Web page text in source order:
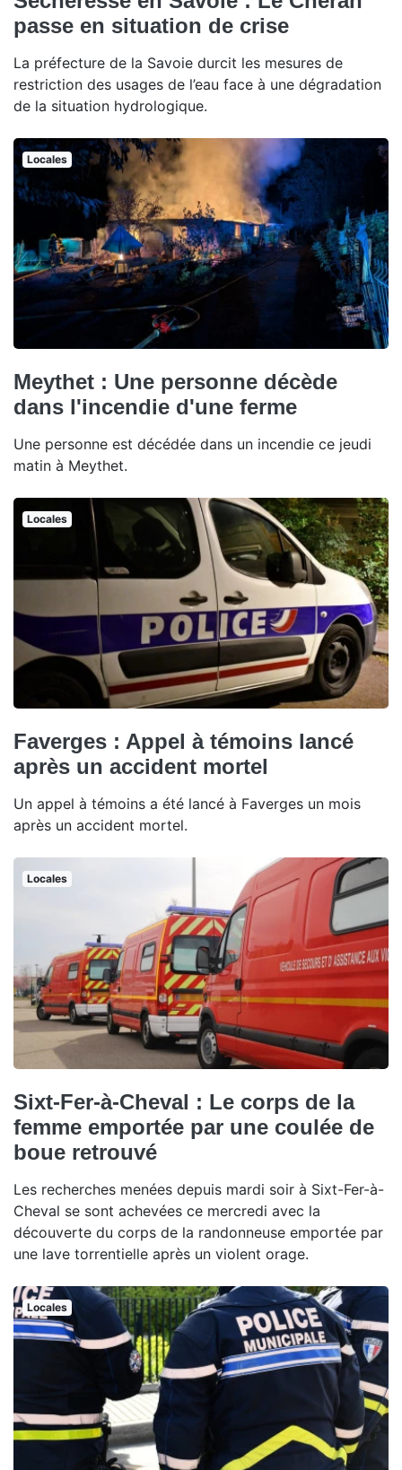
passe en situation de crise
La préfecture de la Savoie durcit les mesures de
restriction des usages de l’eau face à une dégradation
de la situation hydrologique.
Locales
Meythet : Une personne décède
dans l'incendie d'une ferme
Une personne est décédée dans un incendie ce jeudi
matin à Meythet.
Locales
Faverges : Appel à témoins lancé
après un accident mortel
Un appel à témoins a été lancé à Faverges un mois
après un accident mortel.
Locales
Sixt-Fer-à-Cheval : Le corps de la
femme emportée par une coulée de
boue retrouvé
Les recherches menées depuis mardi soir à Sixt-Fer-à-
Cheval se sont achevées ce mercredi avec la
découverte du corps de la randonneuse emportée par
une lave torrentielle après un violent orage.
Locales